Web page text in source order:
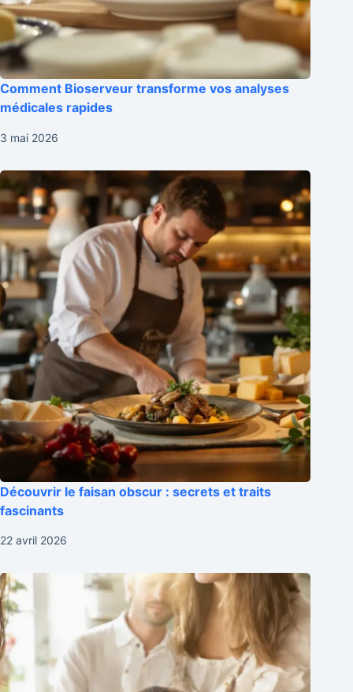
Comment Bioserveur transforme vos analyses
médicales rapides
3 mai 2026
Découvrir le faisan obscur : secrets et traits
fascinants
22 avril 2026